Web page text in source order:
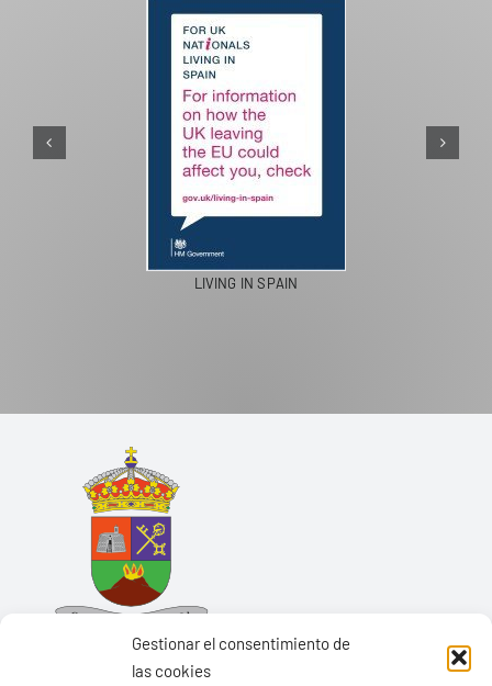
Gestionar el consentimiento de
las cookies
LIVING IN SPAIN